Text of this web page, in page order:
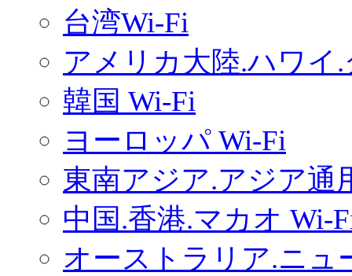
台湾Wi-Fi
アメリカ大陸.ハワイ
韓国 Wi-Fi
ヨーロッパ Wi-Fi
東南アジア.アジア通
中国.香港.マカオ Wi-
オーストラリア.ニュ